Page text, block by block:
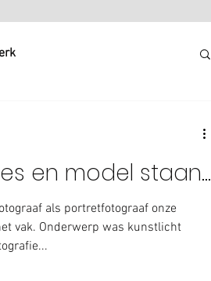
en model staan...
als portretfotograaf onze
vak. Onderwerp was kunstlicht